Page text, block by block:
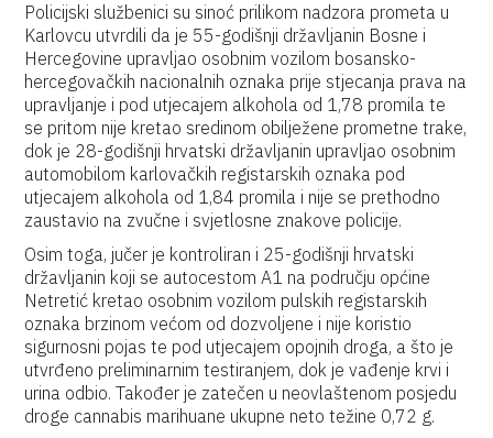
Policijski službenici su sinoć prilikom nadzora prometa u
Karlovcu utvrdili da je 55-godišnji državljanin Bosne i
Hercegovine upravljao osobnim vozilom bosansko-
hercegovačkih nacionalnih oznaka prije stjecanja prava na
upravljanje i pod utjecajem alkohola od 1,78 promila te
se pritom nije kretao sredinom obilježene prometne trake,
dok je 28-godišnji hrvatski državljanin upravljao osobnim
automobilom karlovačkih registarskih oznaka pod
utjecajem alkohola od 1,84 promila i nije se prethodno
zaustavio na zvučne i svjetlosne znakove policije.
Osim toga, jučer je kontroliran i 25-godišnji hrvatski
državljanin koji se autocestom A1 na području općine
Netretić kretao osobnim vozilom pulskih registarskih
oznaka brzinom većom od dozvoljene i nije koristio
sigurnosni pojas te pod utjecajem opojnih droga, a što je
utvrđeno preliminarnim testiranjem, dok je vađenje krvi i
urina odbio. Također je zatečen u neovlaštenom posjedu
droge cannabis marihuane ukupne neto težine 0,72 g.